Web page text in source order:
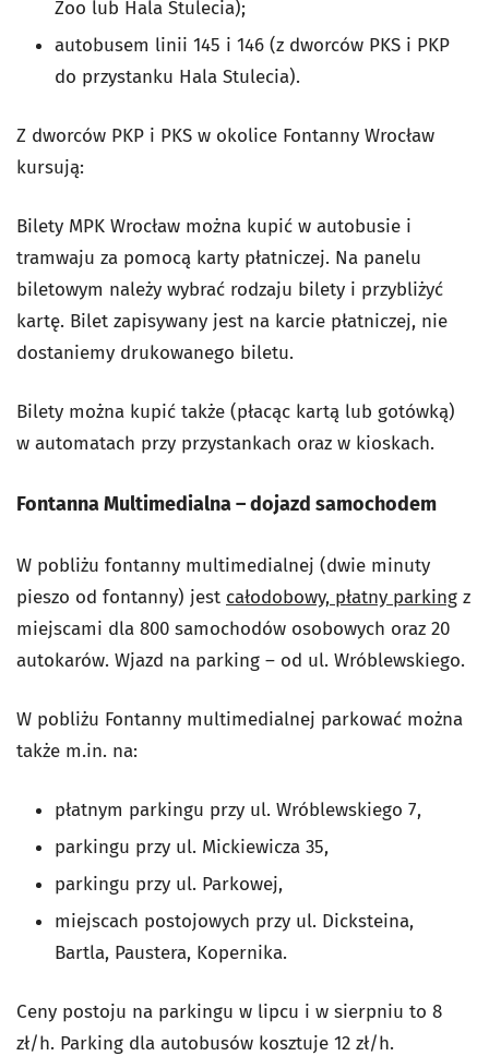
Zoo lub Hala Stulecia);
autobusem linii 145 i 146 (z dworców PKS i PKP
do przystanku Hala Stulecia).
Z dworców PKP i PKS w okolice Fontanny Wrocław
kursują:
Bilety MPK Wrocław można kupić w autobusie i
tramwaju za pomocą karty płatniczej. Na panelu
biletowym należy wybrać rodzaju bilety i przybliżyć
kartę. Bilet zapisywany jest na karcie płatniczej, nie
dostaniemy drukowanego biletu.
Bilety można kupić także (płacąc kartą lub gotówką)
w automatach przy przystankach oraz w kioskach.
Fontanna Multimedialna – dojazd samochodem
W pobliżu fontanny multimedialnej (dwie minuty
pieszo od fontanny) jest całodobowy, płatny parking z
miejscami dla 800 samochodów osobowych oraz 20
autokarów. Wjazd na parking – od ul. Wróblewskiego.
W pobliżu Fontanny multimedialnej parkować można
także m.in. na:
płatnym parkingu przy ul. Wróblewskiego 7,
parkingu przy ul. Mickiewicza 35,
parkingu przy ul. Parkowej,
miejscach postojowych przy ul. Dicksteina,
Bartla, Paustera, Kopernika.
Ceny postoju na parkingu w lipcu i w sierpniu to 8
zł/h. Parking dla autobusów kosztuje 12 zł/h.